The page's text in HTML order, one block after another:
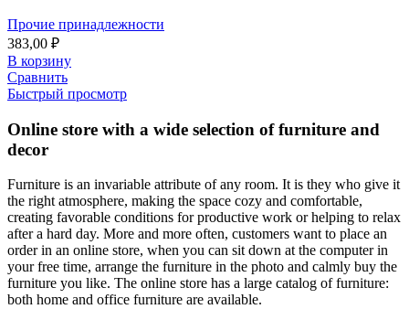
Прочие принадлежности
383,00 ₽
В корзину
Сравнить
Быстрый просмотр
Online store with a wide selection of furniture and
decor
Furniture is an invariable attribute of any room. It is they who give it
the right atmosphere, making the space cozy and comfortable,
creating favorable conditions for productive work or helping to relax
after a hard day. More and more often, customers want to place an
order in an online store, when you can sit down at the computer in
your free time, arrange the furniture in the photo and calmly buy the
furniture you like. The online store has a large catalog of furniture:
both home and office furniture are available.